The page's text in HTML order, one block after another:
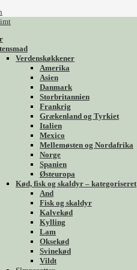
Verdenskøkkener
Amerika
Asien
Danmark
Storbritannien
Frankrig
Grækenland og Tyrkiet
Italien
Mexico
Mellemøsten og Nordafrika
Norge
Spanien
Østeuropa
Kød, fisk og skaldyr – kategoriseret
And
Fisk og skaldyr
Kalvekød
Kylling
Lam
Oksekød
Svinekød
Vildt